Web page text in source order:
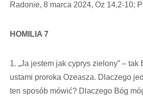
Radonie, 8 marca 2024, Oz 14,2-10;
HOMILIA 7
1. „Ja jestem jak cyprys zielony” –
ustami proroka Ozeasza. Dlaczego
ten sposób mówić? Dlaczego Bóg